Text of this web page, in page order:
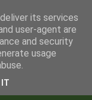
consejos
its services
user-agent are
and security
usage
IT